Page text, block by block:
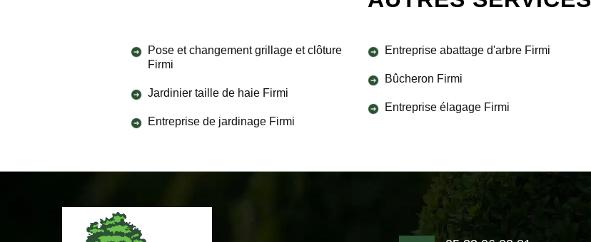
Pose et changement grillage et clôture
Firmi
Jardinier taille de haie Firmi
Entreprise de jardinage Firmi
Entreprise abattage d'arbre Firmi
Bûcheron Firmi
Entreprise élagage Firmi